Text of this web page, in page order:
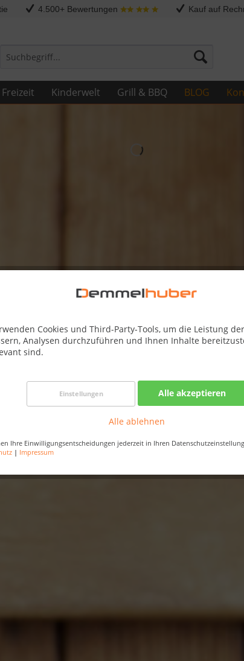
4.500+ Bewertungen Kauf auf
Kinderwelt Grill & BBQ BLOG
Cookies und Third-Party-Tools, um die Leistung
Analysen durchzuführen und Ihnen Inhalte
sind.
Einstellungen Alle akzeptieren
Alle ablehnen
Ihre Einwilligungsentscheidungen jederzeit in Ihren
| Impressum